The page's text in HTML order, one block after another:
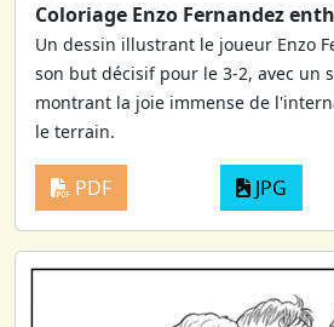
Coloriage Enzo Fernandez
Un dessin illustrant le joueur Enzo
son but décisif pour le 3-2, avec un
montrant la joie immense de
le terrain.
PDF JPG